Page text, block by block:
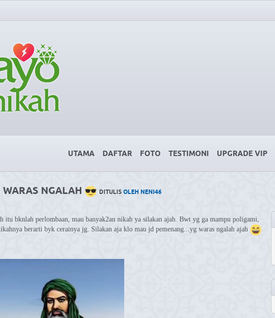
UTAMA DAFTAR FOTO TESTIMONI UPGRADE VIP
WARAS NGALAH DITULISOLEH NENI46
itu bknlah perlombaan, mau banyak2an nikah ya silakan ajah. Bwt yg ga mampu poligami,
berarti byk cerainya jg. Silakan aja klo mau jd pemenang...yg waras ngalah ajah